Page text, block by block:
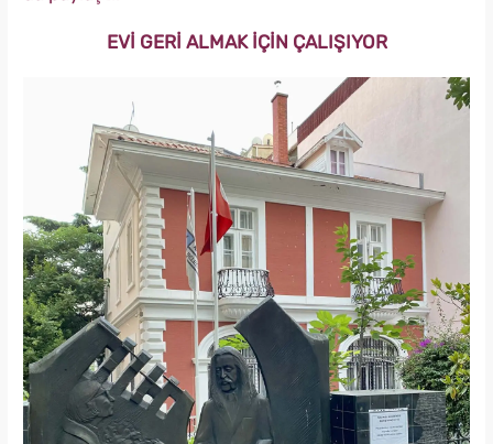
EVİ GERİ ALMAK İÇİN ÇALIŞIYOR